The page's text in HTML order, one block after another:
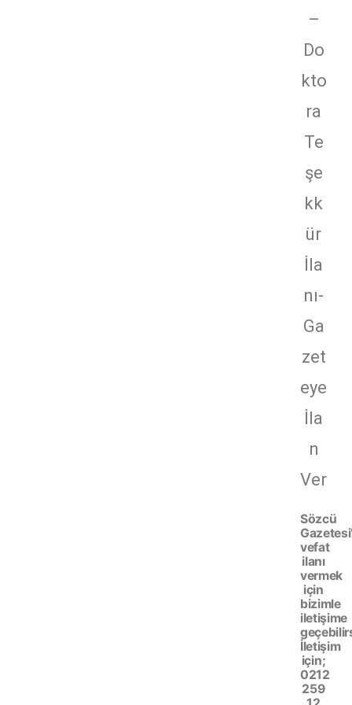
–
Do
kto
ra
Te
şe
kk
ür
İla
nı-
Ga
zet
eye
İla
n
Ver
Sözcü
vefat
ilanı
vermek
için
bizimle
iletişime
İletişim
için;
0212
259